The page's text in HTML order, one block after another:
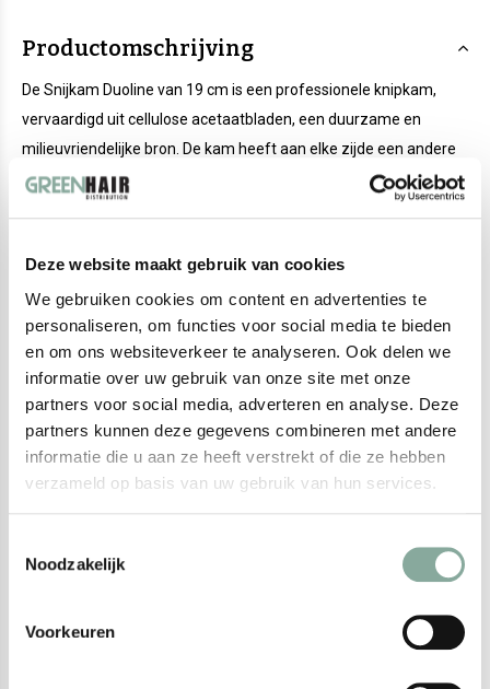
Deze website maakt gebruik van cookies
We gebruiken cookies om content en advertenties te
personaliseren, om functies voor social media te bieden
en om ons websiteverkeer te analyseren. Ook delen we
informatie over uw gebruik van onze site met onze
partners voor social media, adverteren en analyse. Deze
partners kunnen deze gegevens combineren met andere
informatie die u aan ze heeft verstrekt of die ze hebben
verzameld op basis van uw gebruik van hun services.
Noodzakelijk
Voorkeuren
Productomschrijving
De Snijkam Duoline van 19 cm is een professionele knipkam,
vervaardigd uit cellulose acetaatbladen, een duurzame en
milieuvriendelijke bron. De kam heeft aan elke zijde een andere
kleur, wat het gebruik praktisch en stijlvol maakt. De afgeronde
puntjes bieden een zacht en comfortabel gevoel op het haar en
verloopt. Dankzij de antistatische eigenschappen is de kam
ideaal voor pluisvrij stylen en geschikt voor alle haartypes. Een
onmisbare tool voor kappers en stylisten die op zoek zijn naar
kwaliteit en duurzaamheid.
Recent bekeken